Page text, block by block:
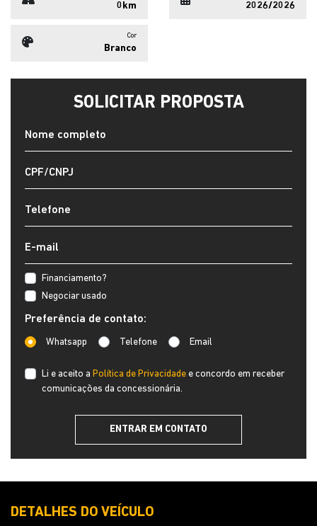
0km 2026/2026
Cor
Branco
SOLICITAR PROPOSTA
Financiamento?
Negociar usado
Preferência de contato:
Whatsapp Telefone Email
Li e aceito a Política de Privacidade e concordo em receber
comunicações da concessionária.
ENTRAR EM CONTATO
DETALHES DO VEÍCULO